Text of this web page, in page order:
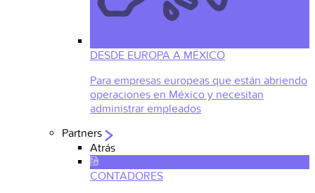
DESDE EUROPA A MÉXICO
Para empresas europeas que están abriendo
operaciones en México y necesitan
administrar empleados
Partners
Atrás
CONTADORES